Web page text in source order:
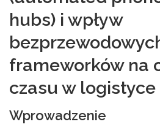
hubs) i wpływ
frameworków na
czasu w
Wprowadzenie